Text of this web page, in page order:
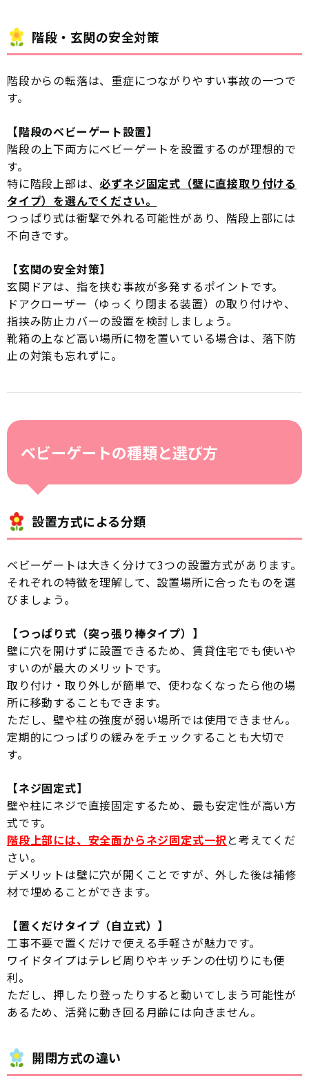
階段・玄関の安全対策
階段からの転落は、重症につながりやすい事故の一つで
す。
【階段のベビーゲート設置】
階段の上下両方にベビーゲートを設置するのが理想的で
す。
特に階段上部は、必ずネジ固定式（壁に直接取り付ける
タイプ）を選んでください。
つっぱり式は衝撃で外れる可能性があり、階段上部には
不向きです。
【玄関の安全対策】
玄関ドアは、指を挟む事故が多発するポイントです。
ドアクローザー（ゆっくり閉まる装置）の取り付けや、
指挟み防止カバーの設置を検討しましょう。
靴箱の上など高い場所に物を置いている場合は、落下防
止の対策も忘れずに。
ベビーゲートの種類と選び方
設置方式による分類
ベビーゲートは大きく分けて3つの設置方式があります。
それぞれの特徴を理解して、設置場所に合ったものを選
びましょう。
【つっぱり式（突っ張り棒タイプ）】
壁に穴を開けずに設置できるため、賃貸住宅でも使いや
すいのが最大のメリットです。
取り付け・取り外しが簡単で、使わなくなったら他の場
所に移動することもできます。
ただし、壁や柱の強度が弱い場所では使用できません。
定期的につっぱりの緩みをチェックすることも大切で
す。
【ネジ固定式】
壁や柱にネジで直接固定するため、最も安定性が高い方
式です。
階段上部には、安全面からネジ固定式一択と考えてくだ
さい。
デメリットは壁に穴が開くことですが、外した後は補修
材で埋めることができます。
【置くだけタイプ（自立式）】
工事不要で置くだけで使える手軽さが魅力です。
ワイドタイプはテレビ周りやキッチンの仕切りにも便
利。
ただし、押したり登ったりすると動いてしまう可能性が
あるため、活発に動き回る月齢には向きません。
開閉方式の違い